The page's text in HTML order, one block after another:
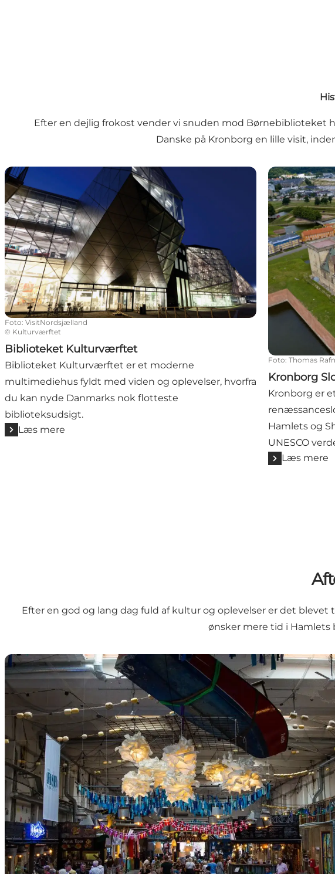
Efter en dejlig frokost vender vi snuden mod Børnebiblioteket
Danske på Kronborg en lille visit,
Biblioteket Kulturværftet
Foto: VisitNordsjælland
© Kulturværftet
Biblioteket Kulturværftet
Biblioteket Kulturværftet er et moderne
multimediehus fyldt med viden og oplevelser, hvorfra
du kan nyde Danmarks nok flotteste
biblioteksudsigt.
Læs mere
Kronborg Slot
Foto: Thomas
Kronborg
Kronborg er
Hamlets og
UNESCO
Læs mere
Efter en god og lang dag fuld af kultur og oplevelser er det
ønsker mere tid i Hamlets
Værftets Madmarked